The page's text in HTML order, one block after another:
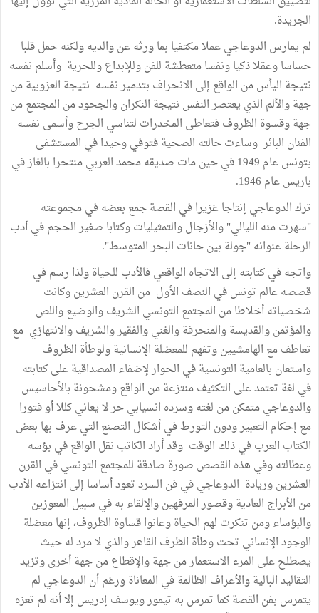
الجريدة.
لم يمارس الدوعاجي عملا مكتفيا بما ورثه عن والديه ولكنه حمل قلبا
حساسا وعقلا ذكيا ونفسا متعطشة للفن وللإبداع وللحرية وأسلم نفسه
نتيجة اليأس من الواقع إلى الانحراف بتدمير نفسه نتيجة العزوبية من
جهة والألم الذي يعتصر النفس نتيجة النكران والجحود من المجتمع من
جهة وقسوة الظروف فتعاطى المخدرات لتناسي الجرح وأسمى نفسه
الفنان البائر وساءت حالته الصحية فتوفي وحيدا في المستشفى
بتونس عام 1949 في حين مات صديقه محمد العربي منتحرا بالغاز في
باريس عام 1946.
ترك الدوعاجي إنتاجا غزيرا في القصة جمع بعضه في مجموعته
"سهرت منه الليالي" والأزجال والتمثيليات وكتابا صغير الحجم في أدب
الرحلة عنوانه "جولة بين حانات البحر المتوسط".
واتجه في كتابته إلى الاتجاه الواقعي فالأدب للحياة ولذا رسم في
قصصه عالم تونس في النصف الأول من القرن العشرين وكانت
شخصياته أخلاطا من المجتمع التونسي الشريف والوضيع واللص
والمؤتمن والقديسة والمنحرفة والغني والفقير والشريف والانتهازي مع
تعاطف مع الهامشيين وتفهم للمعضلة الإنسانية ولوطأة الظروف
واستعان بالعامية التونسية في الحوار لإضفاء المصداقية على كتابته
في لغة تعتمد على التكثيف منتزعة من الواقع ومشحونة بالأحاسيس
والدوعاجي متمكن من لغته وسرده انسيابي حر لا يعاني كللا أو فتورا
مع إحكام التعبير ودون التورط في أشكال التصنع التي عرف بها بعض
الكتاب العرب في ذلك الوقت وقد أراد الكاتب نقل الواقع في بؤسه
وعطالته وفي هذه القصص صورة صادقة للمجتمع التونسي في القرن
العشرين وريادة الدوعاجي في فن السرد تعود أساسا إلى انتزاعه الأدب
من الأبراج العادية وقصور المرفهين والإلقاء به في سبيل المعوزين
والبؤساء ومن تنكرت لهم الحياة وعانوا قساوة الظروف، إنها معضلة
الوجود الإنساني تحت وطأة الظرف القاهر والذي لا مرد له حيث
يصطلح على المرء الاستعمار من جهة والإقطاع من جهة أخرى وتزيد
التقاليد البالية والأعراف الظالمة في المعاناة ورغم أن الدوعاجي لم
يتمرس بفن القصة كما تمرس به تيمور ويوسف إدريس إلا أنه لم تعزه